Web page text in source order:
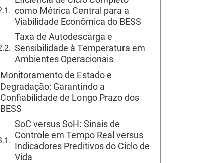
como Métrica Central para a
Viabilidade Econômica do BESS
Taxa de Autodescarga e
Sensibilidade à Temperatura em
Ambientes Operacionais
Monitoramento de Estado e
Degradação: Garantindo a
Confiabilidade de Longo Prazo dos
BESS
SoC versus SoH: Sinais de
Controle em Tempo Real versus
Indicadores Preditivos do Ciclo de
Vida